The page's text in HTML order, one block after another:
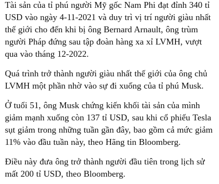
Tài sản của tỉ phú người Mỹ gốc Nam Phi đạt đỉnh 340 tỉ
USD vào ngày 4-11-2021 và duy trì vị trí người giàu nhất
thế giới cho đến khi bị ông Bernard Arnault, ông trùm
người Pháp đứng sau tập đoàn hàng xa xỉ LVMH, vượt
qua vào tháng 12-2022.
Quá trình trở thành người giàu nhất thế giới của ông chủ
LVMH một phần nhờ vào sự đi xuống của tỉ phú Musk.
Ở tuổi 51, ông Musk chứng kiến khối tài sản của mình
giảm mạnh xuống còn 137 tỉ USD, sau khi cổ phiếu Tesla
sụt giảm trong những tuần gần đây, bao gồm cả mức giảm
11% vào đầu tuần này, theo Hãng tin Bloomberg.
Điều này đưa ông trở thành người đầu tiên trong lịch sử
mất 200 tỉ USD, theo Bloomberg.